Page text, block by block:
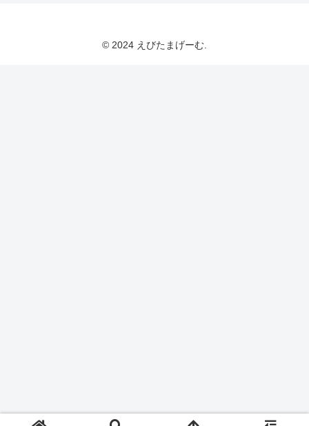
© 2024 えびたまげーむ.